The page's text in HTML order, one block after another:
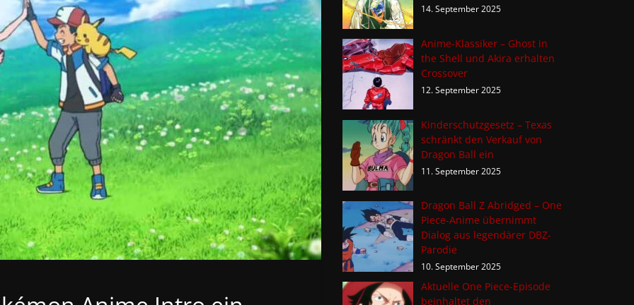
14. September 2025
Anime-Klassiker – Ghost in
the Shell und Akira erhalten
Crossover
12. September 2025
Kinderschutzgesetz – Texas
schränkt den Verkauf von
Dragon Ball ein
11. September 2025
Dragon Ball Z Abridged – One
Piece-Anime übernimmt
Dialog aus legendärer DBZ-
Parodie
10. September 2025
Aktuelle One Piece-Episode
beinhaltet den